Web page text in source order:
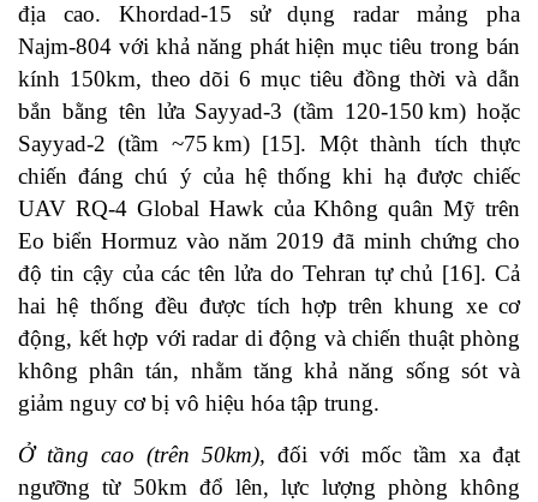
địa cao. Khordad‑15 sử dụng radar mảng pha
Najm‑804 với khả năng phát hiện mục tiêu trong bán
kính 150km, theo dõi 6 mục tiêu đồng thời và dẫn
bắn bằng tên lửa Sayyad‑3 (tầm 120-150 km) hoặc
Sayyad‑2 (tầm ~75 km) [15]. Một thành tích thực
chiến đáng chú ý của hệ thống khi hạ được chiếc
UAV RQ‑4 Global Hawk của Không quân Mỹ trên
Eo biển Hormuz vào năm 2019 đã minh chứng cho
độ tin cậy của các tên lửa do Tehran tự chủ [16]. Cả
hai hệ thống đều được tích hợp trên khung xe cơ
động, kết hợp với radar di động và chiến thuật phòng
không phân tán, nhằm tăng khả năng sống sót và
giảm nguy cơ bị vô hiệu hóa tập trung.
Ở tầng cao (trên 50km), đối với mốc tầm xa đạt
ngưỡng từ 50km đổ lên, lực lượng phòng không